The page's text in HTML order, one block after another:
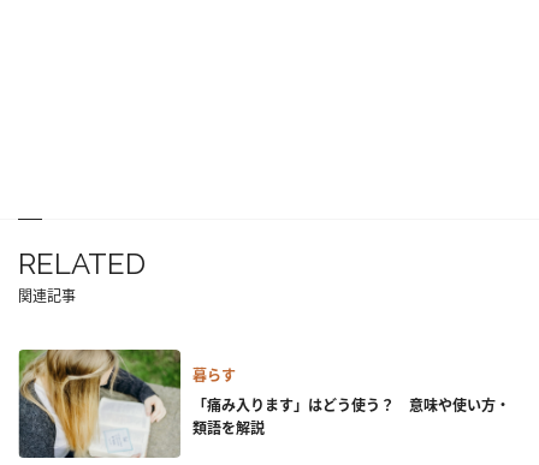
RELATED
関連記事
暮らす
「痛み入ります」はどう使う？ 意味や使い方・
類語を解説